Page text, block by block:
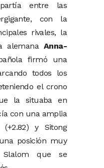
partíaentre las
con la
rivales, la
alemana Anna-
firmó una
todos los
elcrono
lasituabaen
con una amplia
(+2.82)y Sitong
una posición muy
Slalomquese